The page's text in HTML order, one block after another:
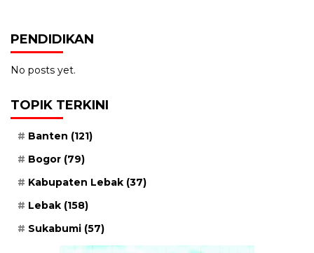
PENDIDIKAN
No posts yet.
TOPIK TERKINI
Banten (121)
Bogor (79)
Kabupaten Lebak (37)
Lebak (158)
Sukabumi (57)